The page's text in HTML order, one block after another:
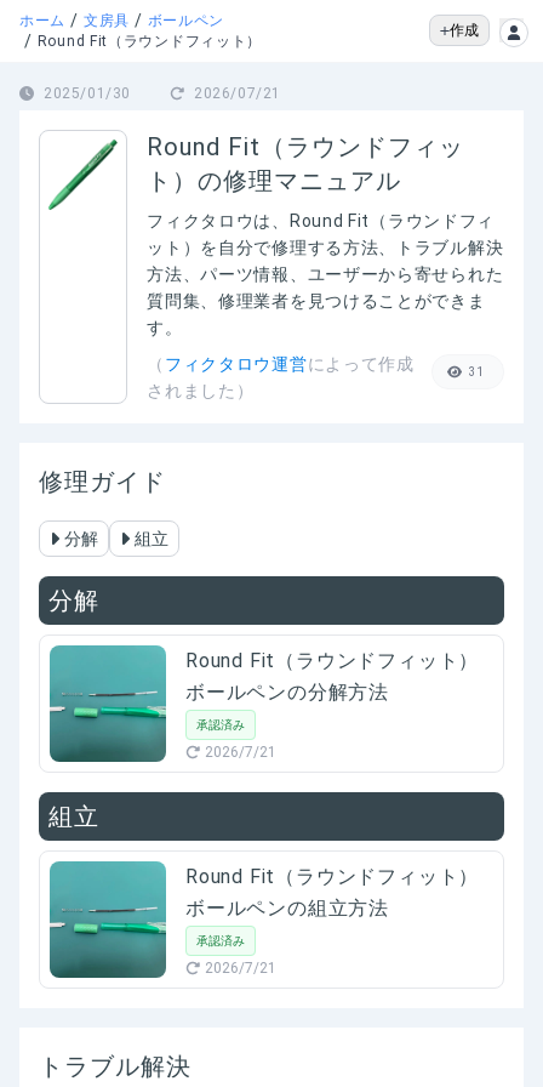
ホーム / 文房具 / ボールペン
/ Round Fit（ラウンドフィット）
作成
2025/01/30 2026/07/21
Round Fit（ラウンドフィッ
ト）の修理マニュアル
フィクタロウは、 Round Fit（ラウンドフィ
ット） を自分で修理する方法、トラブル解決
方法、パーツ情報、ユーザーから寄せられた
質問集、修理業者を見つけることができま
す。
（ フィクタロウ運営によって作成
されました）
31
修理ガイド
分解 組立
分解
Round Fit（ラウンドフィット）
ボールペンの分解方法
承認済み
2026/7/21
組立
Round Fit（ラウンドフィット）
ボールペンの組立方法
承認済み
2026/7/21
トラブル解決